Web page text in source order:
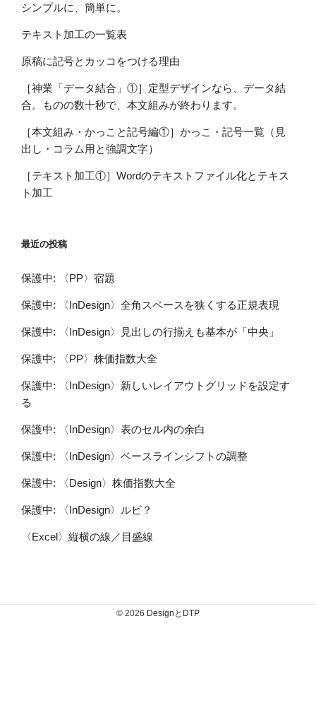
シンプルに、簡単に。
テキスト加工の一覧表
原稿に記号とカッコをつける理由
［神業「データ結合」①］定型デザインなら、データ結
合。ものの数十秒で、本文組みが終わります。
［本文組み・かっこと記号編①］かっこ・記号一覧（見
出し・コラム用と強調文字）
［テキスト加工①］Wordのテキストファイル化とテキス
ト加工
最近の投稿
保護中: 〈PP〉宿題
保護中: 〈InDesign〉全角スペースを狭くする正規表現
保護中: 〈InDesign〉見出しの行揃えも基本が「中央」
保護中: 〈PP〉株価指数大全
保護中: 〈InDesign〉新しいレイアウトグリッドを設定す
る
保護中: 〈InDesign〉表のセル内の余白
保護中: 〈InDesign〉ベースラインシフトの調整
保護中: 〈Design〉株価指数大全
保護中: 〈InDesign〉ルビ？
〈Excel〉縦横の線／目盛線
© 2026 DesignとDTP